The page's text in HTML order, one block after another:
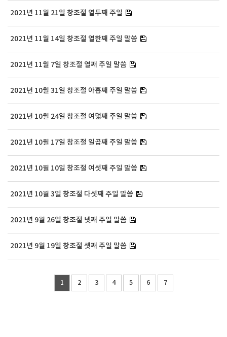
2021년 11월 21일 창조절 열두째 주일
2021년 11월 14일 창조절 열한째 주일 말씀
2021년 11월 7일 창조절 열째 주일 말씀
2021년 10월 31일 창조절 아홉째 주일 말씀
2021년 10월 24일 창조절 여덟째 주일 말씀
2021년 10월 17일 창조절 일곱째 주일 말씀
2021년 10월 10일 창조절 여섯째 주일 말씀
2021년 10월 3일 창조절 다섯째 주일 말씀
2021년 9월 26일 창조절 넷째 주일 말씀
2021년 9월 19일 창조절 셋째 주일 말씀
1 2 3 4 5 6 7